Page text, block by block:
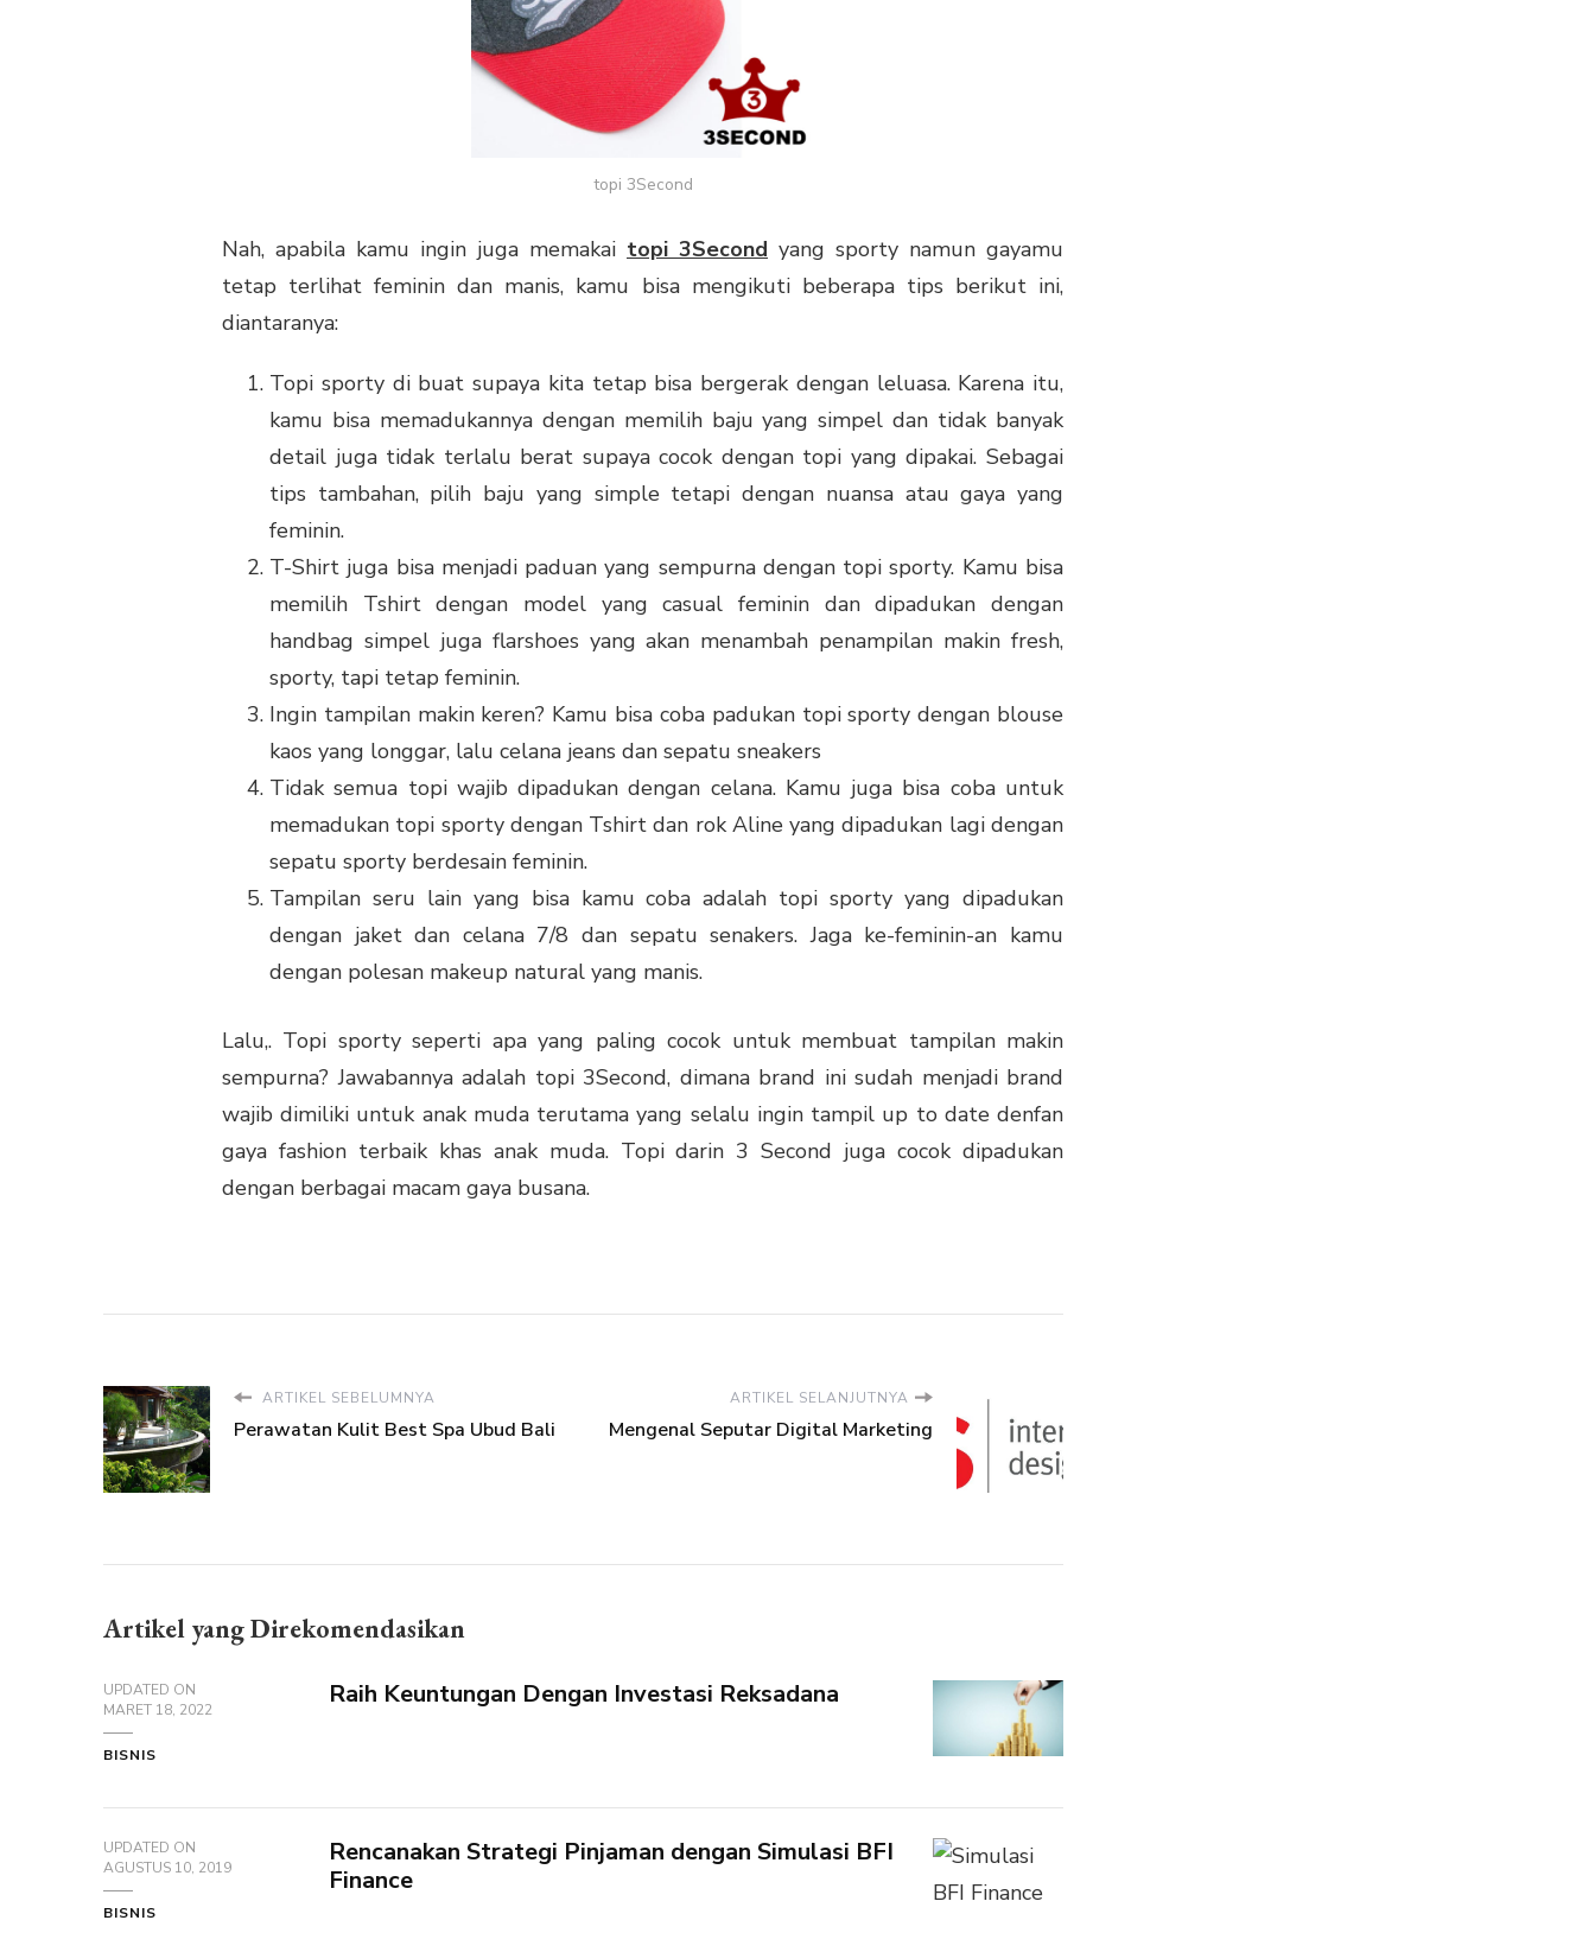
topi 3Second
Nah, apabila kamu ingin juga memakai topi 3Second yang sporty namun gayamu
tetap terlihat feminin dan manis, kamu bisa mengikuti beberapa tips berikut ini,
diantaranya:
Topi sporty di buat supaya kita tetap bisa bergerak dengan leluasa. Karena itu,
kamu bisa memadukannya dengan memilih baju yang simpel dan tidak banyak
detail juga tidak terlalu berat supaya cocok dengan topi yang dipakai. Sebagai
tips tambahan, pilih baju yang simple tetapi dengan nuansa atau gaya yang
feminin.
T-Shirt juga bisa menjadi paduan yang sempurna dengan topi sporty. Kamu bisa
memilih Tshirt dengan model yang casual feminin dan dipadukan dengan
handbag simpel juga flarshoes yang akan menambah penampilan makin fresh,
sporty, tapi tetap feminin.
Ingin tampilan makin keren? Kamu bisa coba padukan topi sporty dengan blouse
kaos yang longgar, lalu celana jeans dan sepatu sneakers
Tidak semua topi wajib dipadukan dengan celana. Kamu juga bisa coba untuk
memadukan topi sporty dengan Tshirt dan rok Aline yang dipadukan lagi dengan
sepatu sporty berdesain feminin.
Tampilan seru lain yang bisa kamu coba adalah topi sporty yang dipadukan
dengan jaket dan celana 7/8 dan sepatu senakers. Jaga ke-feminin-an kamu
dengan polesan makeup natural yang manis.
Lalu,. Topi sporty seperti apa yang paling cocok untuk membuat tampilan makin
sempurna? Jawabannya adalah topi 3Second, dimana brand ini sudah menjadi brand
wajib dimiliki untuk anak muda terutama yang selalu ingin tampil up to date denfan
gaya fashion terbaik khas anak muda. Topi darin 3 Second juga cocok dipadukan
dengan berbagai macam gaya busana.
ARTIKEL SEBELUMNYA
Perawatan Kulit Best Spa Ubud Bali
ARTIKEL SELANJUTNYA
Mengenal Seputar Digital Marketing
Artikel yang Direkomendasikan
UPDATED ON
MARET 18, 2022
BISNIS
Raih Keuntungan Dengan Investasi Reksadana
UPDATED ON
AGUSTUS 10, 2019
BISNIS
Rencanakan Strategi Pinjaman dengan Simulasi BFI
Finance